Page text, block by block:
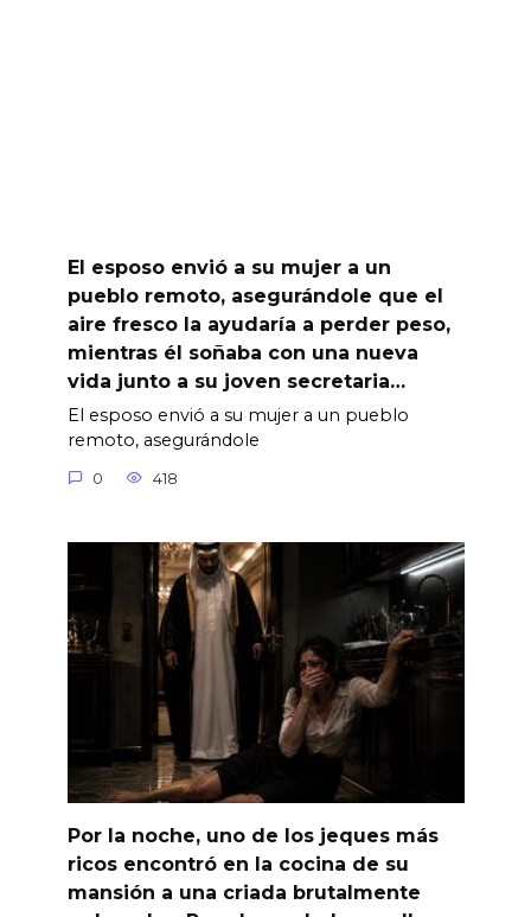
El esposo envió a su mujer a un
pueblo remoto, asegurándole que el
aire fresco la ayudaría a perder peso,
mientras él soñaba con una nueva
vida junto a su joven secretaria…
El esposo envió a su mujer a un pueblo
remoto, asegurándole
0 418
Por la noche, uno de los jeques más
ricos encontró en la cocina de su
mansión a una criada brutalmente